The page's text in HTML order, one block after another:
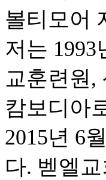
볼티모어
저는
교훈련원,
캄보디아
2015년 6
다. 벧엘